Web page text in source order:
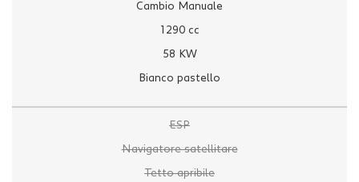
Cambio Manuale
1290 cc
58 KW
Bianco pastello
ESP
Navigatore satellitare
Tetto apribile